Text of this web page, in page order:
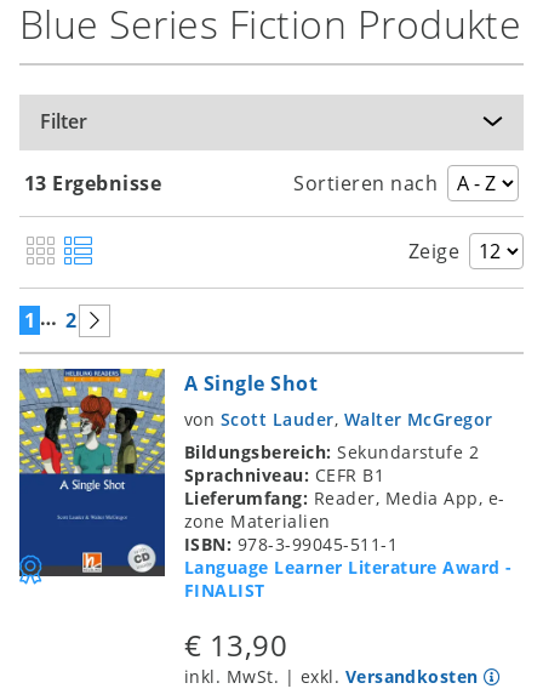
Blue Series Fiction Produkte
Filter
13 Ergebnisse Sortieren nach
Zeige
1 … 2
A Single Shot
von Scott Lauder, Walter McGregor
Bildungsbereich:Sekundarstufe 2
Sprachniveau: CEFR B1
Lieferumfang: Reader, Media App, e-
zone Materialien
ISBN: 978-3-99045-511-1
Language Learner Literature Award -
FINALIST
€ 13,90
inkl. MwSt. | exkl. Versandkosten